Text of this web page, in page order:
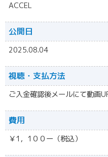
ACCEL
公開日
2025.08.04
視聴・ 支払方法
ご入金確認後メールにて動画
費用
￥1，1００ー（税込）